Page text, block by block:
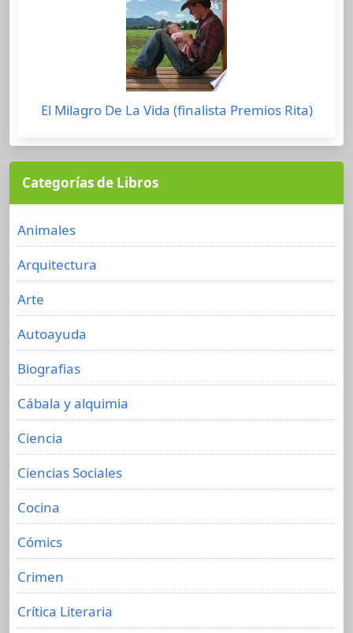
El Milagro De La Vida (finalista Premios Rita)
Categorías de Libros
Animales
Arquitectura
Arte
Autoayuda
Biografias
Cábala y alquimia
Ciencia
Ciencias Sociales
Cocina
Cómics
Crimen
Crítica Literaria